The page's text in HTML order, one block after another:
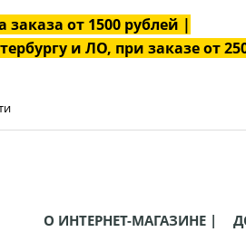
от 1500 рублей |
и ЛО, при заказе от
О ИНТЕРНЕТ-МАГАЗИНЕ |